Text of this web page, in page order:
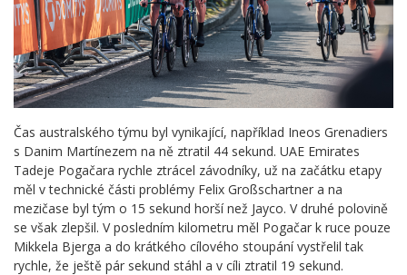
Čas australského týmu byl vynikající, například Ineos Grenadiers
s Danim Martínezem na ně ztratil 44 sekund. UAE Emirates
Tadeje Pogačara rychle ztrácel závodníky, už na začátku etapy
měl v technické části problémy Felix Großschartner a na
mezičase byl tým o 15 sekund horší než Jayco. V druhé polovině
se však zlepšil. V posledním kilometru měl Pogačar k ruce pouze
Mikkela Bjerga a do krátkého cílového stoupání vystřelil tak
rychle, že ještě pár sekund stáhl a v cíli ztratil 19 sekund.